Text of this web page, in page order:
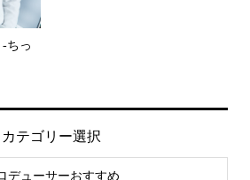
-ちっ
カテゴリー選択
デューサーおすすめ